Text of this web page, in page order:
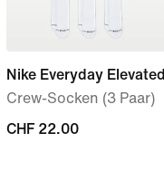
Nike Everyday Elevated
Crew-Socken (3 Paar)
CHF 22.00
CHF 22.00